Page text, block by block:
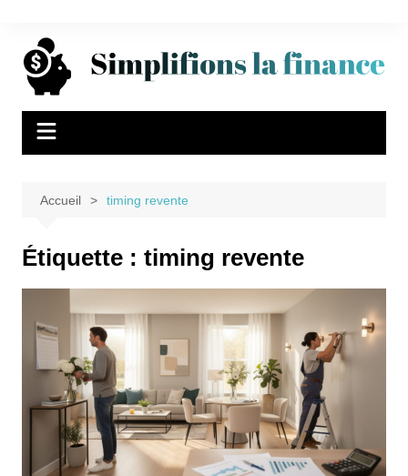
contenu
Accueil timing revente
Étiquette : timing revente